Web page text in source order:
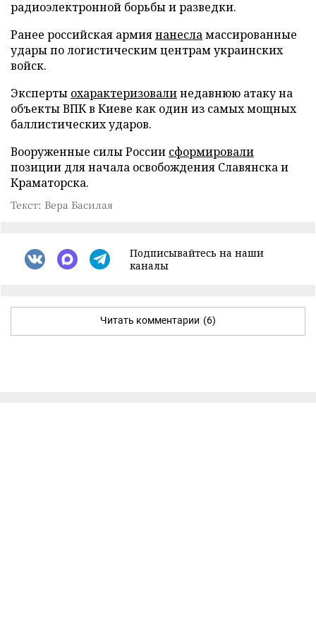
радиоэлектронной борьбы и разведки.
Ранее российская армиянанесламассированные
удары по логистическим центрам украинских
войск.
Эксперты охарактеризовалинедавнюю атаку на
объекты ВПК в Киеве как один из самых мощных
баллистических ударов.
Вооруженные силы России сформировали
позиции для начала освобождения Славянска и
Краматорска.
Текст: Вера Басилая
Подписывайтесь на наши
каналы
Читать комментарии (6)